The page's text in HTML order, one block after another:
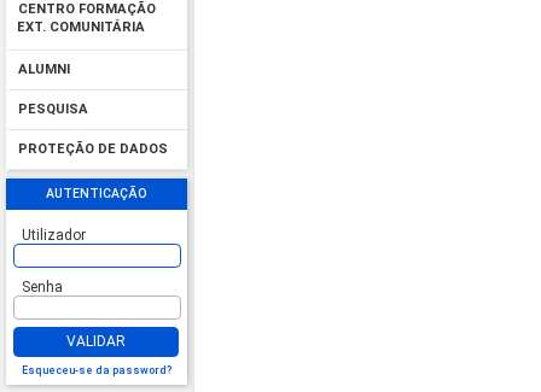
CENTRO FORMAÇÃO
EXT. COMUNITÁRIA
ALUMNI
PESQUISA
PROTEÇÃO DE DADOS
AUTENTICAÇÃO
Utilizador
Senha
VALIDAR
Esqueceu-se da password?